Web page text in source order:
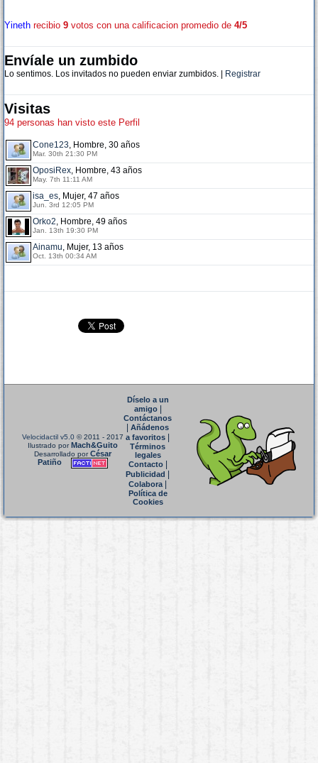
Yineth recibio 9 votos con una calificacion promedio de 4/5
Envíale un zumbido
Lo sentimos. Los invitados no pueden enviar zumbidos. | Registrar
Visitas
94 personas han visto este Perfil
Cone123, Hombre, 30 años
Mar. 30th 21:30 PM
OposiRex, Hombre, 43 años
May. 7th 11:11 AM
isa_es, Mujer, 47 años
Jun. 3rd 12:05 PM
Orko2, Hombre, 49 años
Jan. 13th 19:30 PM
Ainamu, Mujer, 13 años
Oct. 13th 00:34 AM
Velocidactil v5.0 © 2011 - 2017
Ilustrado porMach&Guito
Desarrollado porCésar
Patiño
Díselo a un
amigo|
Contáctanos
Añádenos
a favoritos
Términos
legales
Contacto|
Publicidad
Colabora|
Política de
Cookies